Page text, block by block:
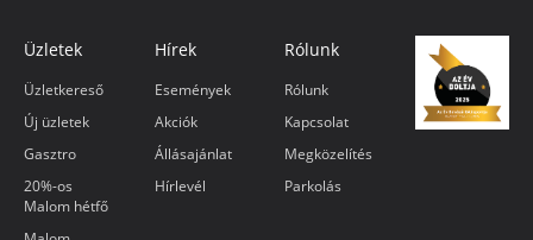
Üzletek
Üzletkereső
Új üzletek
Gasztro
20%-os
Malom hétfő
Hírek
Események
Akciók
Állásajánlat
Hírlevél
Rólunk
Rólunk
Kapcsolat
Megközelítés
Parkolás